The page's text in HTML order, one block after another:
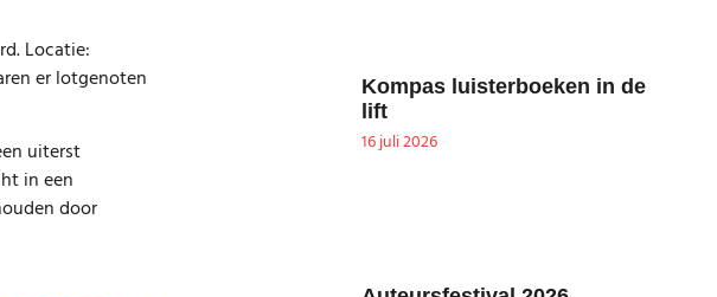
Locatie:
er lotgenoten
uiterst
in een
door
Kompas luisterboeken in de
lift
16 juli 2026